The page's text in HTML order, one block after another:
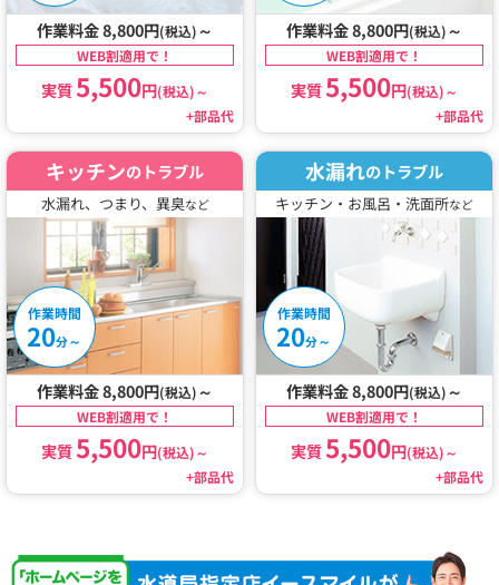
作業料金 8,800円(税込) ～
WEB割適用で！
実質5,500円(税込)～
+部品代
作業料金 8,800円(税込) ～
WEB割適用で！
実質5,500円(税込)～
+部品代
キッチンのトラブル
水漏れ、つまり、異臭など
作業時間
20分～
作業料金 8,800円(税込) ～
WEB割適用で！
実質5,500円(税込)～
+部品代
水漏れのトラブル
キッチン・お風呂・洗面所など
作業時間
20分～
作業料金 8,800円(税込) ～
WEB割適用で！
実質5,500円(税込)～
+部品代